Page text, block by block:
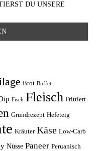
DU UNSERE
Brot Buffet
Fisch Fleisch Frittiert
Grundrezept Hefeteig
Kräuter Käse Low-Carb
Nüsse Paneer Peruanisch